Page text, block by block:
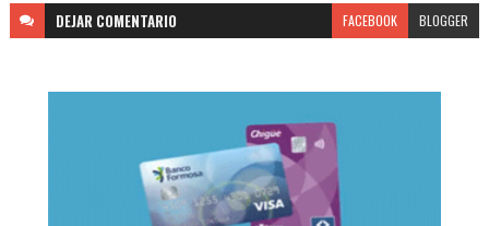
DEJAR COMENTARIO FACEBOOK BLOGGER